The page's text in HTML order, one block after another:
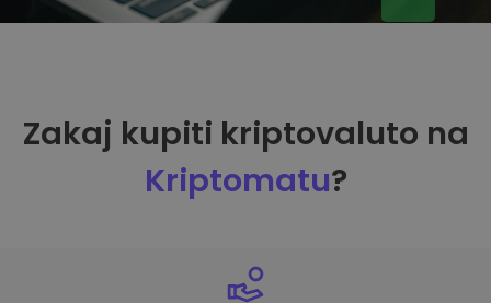
Zakaj kupiti kriptovaluto na
Kriptomatu?